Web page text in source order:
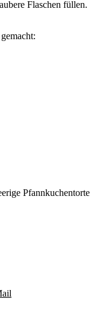
Flaschen füllen.
Pfannkuchentorte